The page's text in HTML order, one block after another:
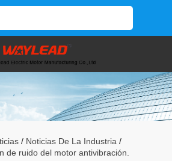
/ Noticias De La Industria /
de ruido del motor antivibración.